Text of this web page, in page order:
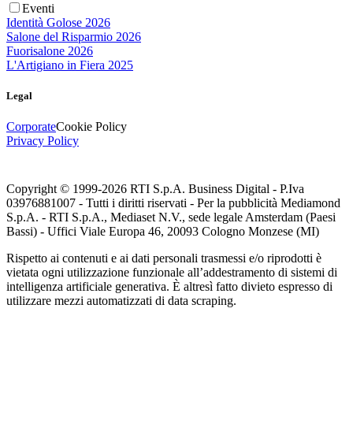
Eventi
Identità Golose 2026
Salone del Risparmio 2026
Fuorisalone 2026
L'Artigiano in Fiera 2025
Legal
CorporateCookie Policy
Privacy Policy
Copyright © 1999-2026 RTI S.p.A. Business Digital - P.Iva
03976881007 - Tutti i diritti riservati - Per la pubblicità Mediamond
S.p.A. - RTI S.p.A., Mediaset N.V., sede legale Amsterdam (Paesi
Bassi) - Uffici Viale Europa 46, 20093 Cologno Monzese (MI)
Rispetto ai contenuti e ai dati personali trasmessi e/o riprodotti è
vietata ogni utilizzazione funzionale all’addestramento di sistemi di
intelligenza artificiale generativa. È altresì fatto divieto espresso di
utilizzare mezzi automatizzati di data scraping.